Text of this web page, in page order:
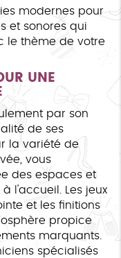
modernes pour
et sonores qui
le thème de votre
UNE
par son
de ses
la variété de
vous
des espaces et
l'accueil. Les jeux
et les finitions
propice
marquants.
spécialisés